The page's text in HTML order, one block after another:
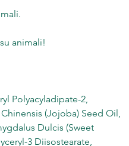
animali!
Polyacyladipate-2,
(Jojoba) Seed Oil,
Dulcis (Sweet
3 Diisostearate,